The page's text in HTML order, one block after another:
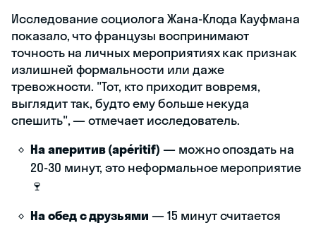
Исследование социолога Жана-Клода Кауфмана
показало, что французы воспринимают
точность на личных мероприятиях как признак
излишней формальности или даже
тревожности. "Тот, кто приходит вовремя,
выглядит так, будто ему больше некуда
спешить", — отмечает исследователь.
На аперитив (apéritif) — можно опоздать на
20-30 минут, это неформальное мероприятие
🍷
На обед с друзьями — 15 минут считается